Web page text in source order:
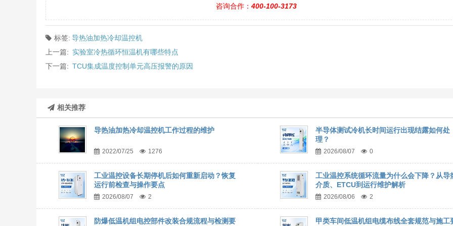
咨询合作： 400-100-3173
标签: 导热油加热冷却温控机
上一篇: 实验室冷热循环恒温机有哪些特点
下一篇: TCU集成温度控制单元高压报警的原因
相关推荐
导热油加热冷却温控机工作过程的维护
2022/07/25 1276
半导体测试冷机长时间运行出现结露如何处
理？
2026/08/07 0
工业温控设备长期停机后如何重新启动？恢复
运行前检查与操作要点
2026/08/07 2
工业温控系统循环流量为什么会下降？从导
介质、ETCU到运行维护解析
2026/08/06 2
防爆低温机组电控部件改装合规流程与检测要 甲类车间低温机组电缆布线全套规范与施工